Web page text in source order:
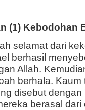
(1) Kebodohan
selamat dari
berhasil
Allah.
berhala.
disebut dengan
berasal